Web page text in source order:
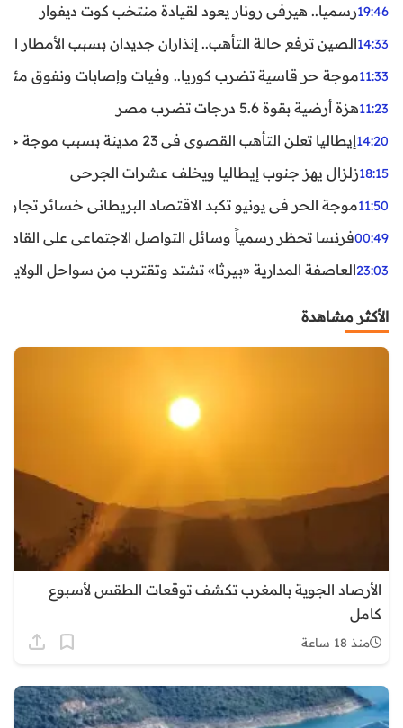
19:46رسميا.. هيرفي رونار يعود لقيادة منتخب كوت ديفوار
14:33الصين ترفع حالة التأهب.. إنذاران جديدان بسبب الأمطار
11:33موجة حر قاسية تضرب كوريا.. وفيات وإصابات ونفوق مئات
11:23هزة أرضية بقوة 5.6 درجات تضرب مصر
14:20إيطاليا تعلن التأهب القصوى في 23 مدينة بسبب موجة حر شديدة
18:15زلزال يهز جنوب إيطاليا ويخلف عشرات الجرحى
11:50موجة الحر في يونيو تكبد الاقتصاد البريطاني خسائر تجاوزت 1.5 مليار
00:49فرنسا تحظر رسمياً وسائل التواصل الاجتماعي على القاصرين
23:03العاصفة المدارية «بيرثا» تشتد وتقترب من سواحل
الأكثر مشاهدة
الأرصاد الجوية بالمغرب تكشف توقعات الطقس لأسبوع
كامل
منذ 18 ساعة